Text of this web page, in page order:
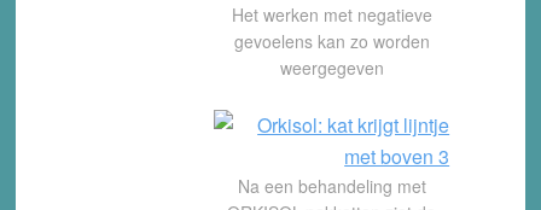
Het werken met negatieve
gevoelens kan zo worden
weergegeven
Na een behandeling met